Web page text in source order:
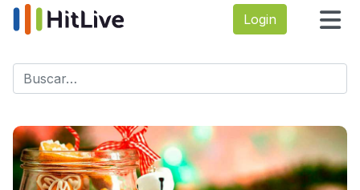
Login
Buscar